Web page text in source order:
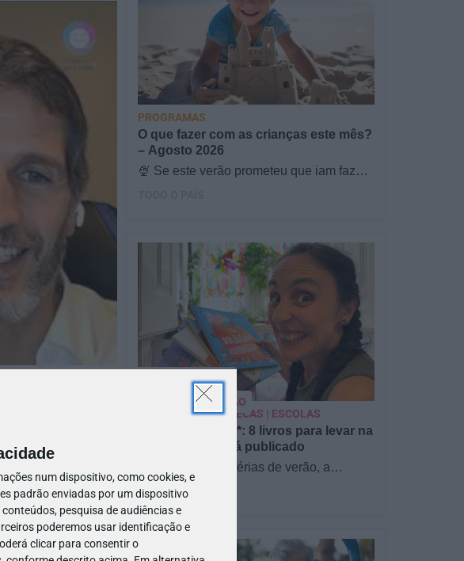
num dispositivo, como cookies, e
padrão enviadas por um dispositivo
pesquisa de audiências e
poderemos usar identificação e
clicar para consentir o
estiver o
O que fazer com as crianças este mês?
– Agosto 2026
🍨 Se este verão prometeu que iam fazer
PROGRAMAS
Pré-visualização*: 8 livros para levar na
mala de férias - já publicado
Para celebrar as férias de verão, a
Estrelas & Ouriços fez uma parceria com
a Sofia Vieira, da livraria…
PARA BEBÉS
PRÉ-VISUALIZAÇÃO
CONTOS E BIBLIOTECAS | ESCOLAS